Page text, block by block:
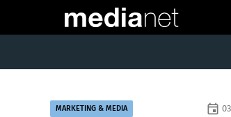
MARKETING & MEDIA event